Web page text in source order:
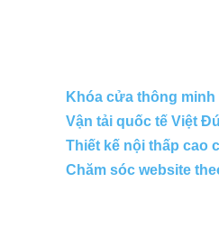
Khóa cửa thông minh
Vận tải quốc tế Việt
Thiết kế nội thấp cao
Chăm sóc website